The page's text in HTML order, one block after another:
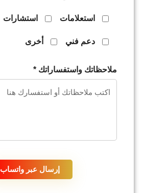
استعلامات استشارات
دعم فني أخرى
ملاحظاتك واستفساراتك *
إرسال عبر واتساب